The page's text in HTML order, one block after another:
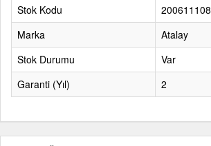
Stok Kodu
200611108
Marka
Atalay
Stok Durumu
Var
Garanti (Yıl)
2